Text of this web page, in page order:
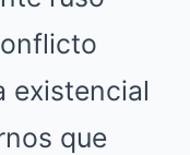
existencial
que